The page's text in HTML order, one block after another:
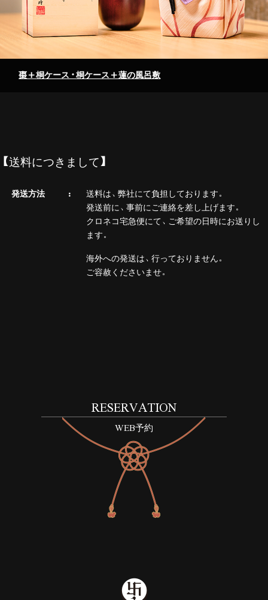
棗+桐ケース・桐ケース+蓮の風呂敷
【送料につきまして】
発送方法
送料は、弊社にて負担しております。
発送前に、事前にご連絡を差し上げます。
クロネコ宅急便にて、ご希望の日時にお送りし
ます。
海外への発送は、行っておりません。
ご容赦くださいませ。
RESERVATION
WEB予約